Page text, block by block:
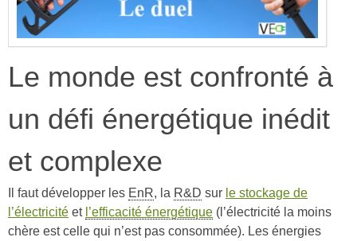
Le monde est confronté à
un défi énergétique inédit
et complexe
Il faut développer les EnR, la R&D sur le stockage de
l’électricité et l’efficacité énergétique (l’électricité la moins
chère est celle qui n’est pas consommée). Les énergies